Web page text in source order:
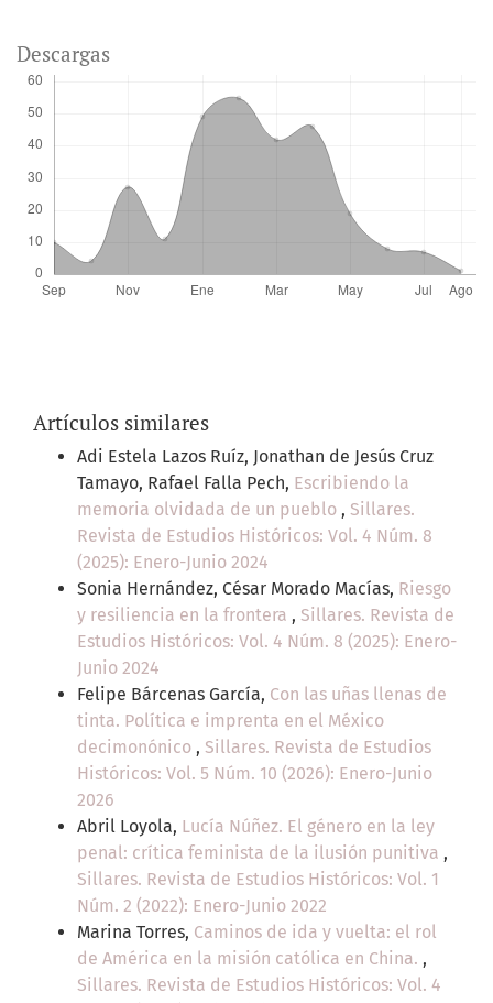
Descargas
Artículos similares
Adi Estela Lazos Ruíz, Jonathan de Jesús Cruz
Tamayo, Rafael Falla Pech, Escribiendo la
memoria olvidada de un pueblo , Sillares.
Revista de Estudios Históricos: Vol. 4 Núm. 8
(2025): Enero-Junio 2024
Sonia Hernández, César Morado Macías, Riesgo
y resiliencia en la frontera , Sillares. Revista de
Estudios Históricos: Vol. 4 Núm. 8 (2025): Enero-
Junio 2024
Felipe Bárcenas García, Con las uñas llenas de
tinta. Política e imprenta en el México
decimonónico , Sillares. Revista de Estudios
Históricos: Vol. 5 Núm. 10 (2026): Enero-Junio
2026
Abril Loyola, Lucía Núñez. El género en la ley
penal: crítica feminista de la ilusión punitiva ,
Sillares. Revista de Estudios Históricos: Vol. 1
Núm. 2 (2022): Enero-Junio 2022
Marina Torres, Caminos de ida y vuelta: el rol
de América en la misión católica en China. ,
Sillares. Revista de Estudios Históricos: Vol. 4